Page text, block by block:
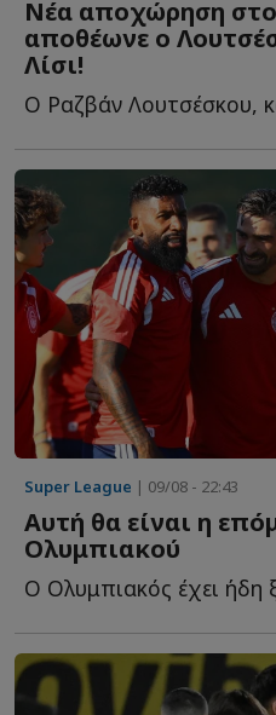
Νέα αποχώρηση
αποθέωνε ο
Λίσι!
Super League | 09/08 - 22:43
Αυτή θα είναι η
Ολυμπιακού